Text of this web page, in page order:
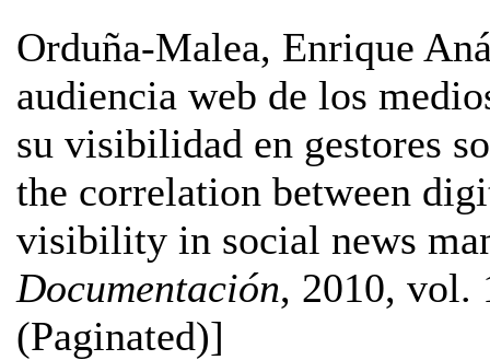
Orduña-Malea, Enrique
audiencia web de los
su visibilidad en gestores
the correlation between
visibility in social news
Documentación, 2010, vol.
(Paginated)]